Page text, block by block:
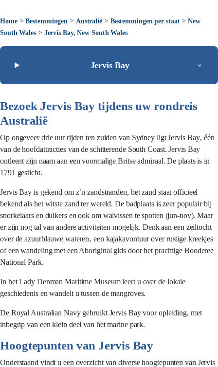
Home>Bestemmingen > Australië> Bestemmingen per staat>New
South Wales> Jervis Bay, New South Wales
Jervis Bay
Bezoek Jervis Bay tijdens uw rondreis
Australië
Op ongeveer drie uur rijden ten zuiden van Sydney ligt Jervis Bay‚ één
van de hoofdattracties van de schitterende South Coast. Jervis Bay
ontleent zijn naam aan een voormalige Britse admiraal. De plaats is in
1791 gesticht.
Jervis Bay is gekend om z’n zandstranden, het zand staat officieel
bekend als het witste zand ter wereld. De badplaats is zeer populair bij
snorkelaars en duikers en ook om walvissen te spotten (jun-nov). Maar
er zijn nog tal van andere activiteiten mogelijk. Denk aan een zeiltocht
over de azuurblauwe wateren‚ een kajakavontuur over rustige kreekjes
of een wandeling met een Aboriginal gids door het prachtige Booderee
National Park.
In het Lady Denman Maritime Museum leert u over de lokale
geschiedenis en wandelt u tussen de mangroves.
De Royal Australian Navy gebruikt Jervis Bay voor opleiding, met
inbegrip van een klein deel van het marine park.
Hoogtepunten van Jervis Bay
Onderstaand vindt u een overzicht van diverse hoogtepunten van Jervis